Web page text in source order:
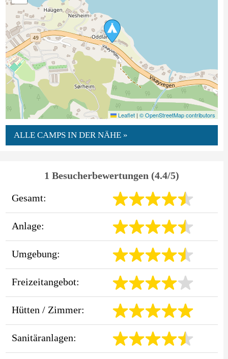
Leaflet | © OpenStreetMap contributors
ALLE CAMPS IN DER NÄHE »
1 Besucherbewertungen (4.4/5)
Gesamt:
Anlage:
Umgebung:
Freizeitangebot:
Hütten / Zimmer:
Sanitäranlagen: